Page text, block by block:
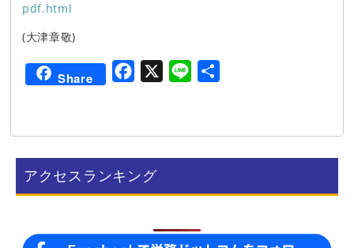
pdf.html
(大津章敬)
Share
e
b
o
e
アクセスランキング